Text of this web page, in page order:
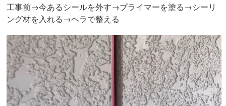
工事前→今あるシールを外す→プライマーを塗る→シーリ
ング材を入れる→ヘラで整える